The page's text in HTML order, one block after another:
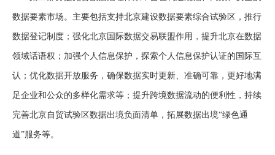
数据要素市场。主要包括支持北京建设数据要素综合试验区，推行
数据登记制度；强化北京国际数据交易联盟作用，提升北京在数据
领域话语权；加强个人信息保护，探索个人信息保护认证的国际互
认；优化数据开放服务，确保数据实时更新、准确可靠，更好地满
足企业和公众的多样化需求等；提升跨境数据流动的便利性，持续
完善北京自贸试验区数据出境负面清单，拓展数据出境“绿色通
道”服务等。